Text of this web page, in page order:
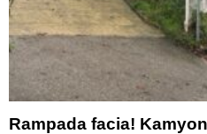
Rampada facia!